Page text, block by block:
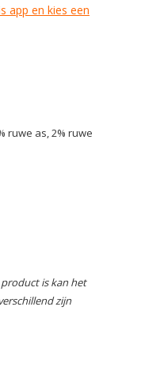
app en kies een
ruwe as, 2% ruwe
is kan het
zijn